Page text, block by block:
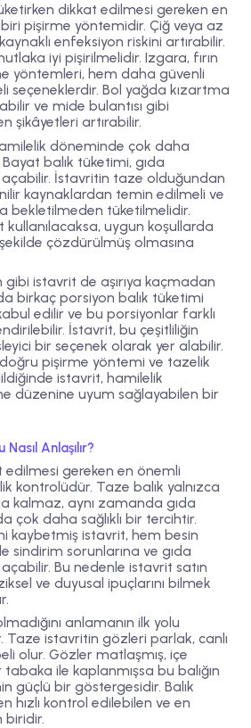
dikkat edilmesi gereken en
pişirme yöntemidir. Çiğ veya az
enfeksiyon riskini artırabilir.
iyi pişirilmelidir. Izgara, fırın
yöntemleri, hem daha güvenli
seçeneklerdir. Bol yağda kızartma
ve mide bulantısı gibi
şikâyetleri artırabilir.
döneminde çok daha
balık tüketimi, gıda
İstavritin taze olduğundan
kaynaklardan temin edilmeli ve
bekletilmeden tüketilmelidir.
uygun koşullarda
çözdürülmüş olmasına
istavrit de aşırıya kaçmadan
birkaç porsiyon balık tüketimi
edilir ve bu porsiyonlar farklı
İstavrit, bu çeşitliliğin
bir seçenek olarak yer alabilir.
pişirme yöntemi ve tazelik
istavrit, hamilelik
düzenine uyum sağlayabilen bir
Anlaşılır?
edilmesi gereken en önemli
kontrolüdür. Taze balık yalnızca
kalmaz, aynı zamanda gıda
çok daha sağlıklı bir tercihtir.
kaybetmiş istavrit, hem besin
sindirim sorunlarına ve gıda
Bu nedenle istavrit satın
ve duyusal ipuçlarını bilmek
anlamanın ilk yolu
. Taze istavritin gözleri parlak, canlı
olur. Gözler matlaşmış, içe
ile kaplanmışsa bu balığın
güçlü bir göstergesidir. Balık
hızlı kontrol edilebilen ve en
biridir.